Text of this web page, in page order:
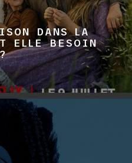
DANS LA
ELLE BESOIN